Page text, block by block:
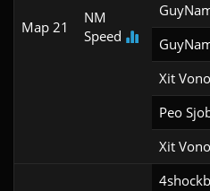
Map 21
NM
Speed
Xit Vono
Peo
Xit Vono